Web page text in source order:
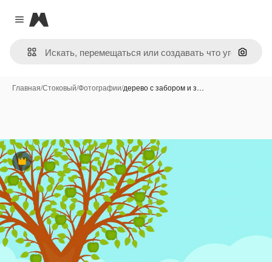
Close menu
Magnific
Поиск
Главная/Стоковый/Фотографии/дерево с забором и з…
Премиум